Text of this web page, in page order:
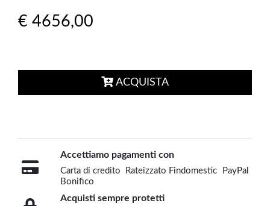
€ 4656,00
ACQUISTA
Accettiamo pagamenti con
Carta di credito Rateizzato Findomestic
PayPal
Bonifico
Acquisti sempre protetti